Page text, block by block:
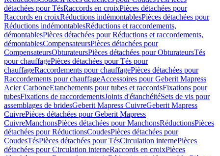
détachées pour TésRaccords en croixPièces détachées pour
Raccords en croixRéductions indémontablesPièces détachées pour
Réductions indémontablesRéductions et raccordements,
démontablesPièces détachées pour Réductions et raccordements,
démontablesCompensateursPièces détachées pour
CompensateursObturateursPièces détachées pour ObturateursTés
pour chauffagePièces détachées pour Tés pour
chauffageRaccordements pour chauffagePièces détachées pour
Raccordements pour chauffageAccessoires pour Geberit Mapress
Acier CarboneEtanchements pour tubes et raccordsFixations pour
tubesFixations de raccordementsJoints d'étanchéitéSets de vis pour
assemblages de bridesGeberit Mapress CuivreGeberit Mapress
CuivrePièces détachées pour Geberit Mapress
CuivreManchonsPièces détachées pour ManchonsRéductionsPièces
détachées pour RéductionsCoudesPièces détachées pour
CoudesTésPièces détachées pour TésCirculation internePièces
détachées pour Circulation interneRaccords en croixPièces